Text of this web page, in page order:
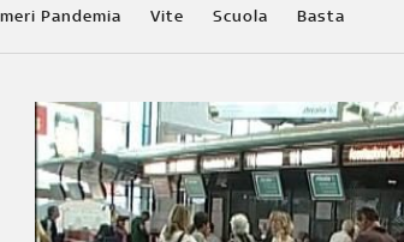
Pandemia Vite Scuola Basta